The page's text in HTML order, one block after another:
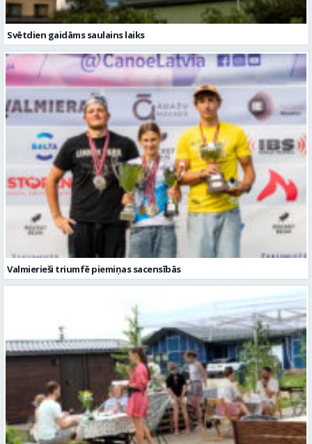
Svētdien gaidāms saulains laiks
Valmierieši triumfē piemiņas sacensībās